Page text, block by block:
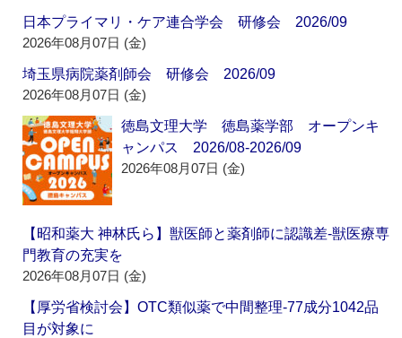
日本プライマリ・ケア連合学会 研修会 2026/09
2026年08月07日 (金)
埼玉県病院薬剤師会 研修会 2026/09
2026年08月07日 (金)
徳島文理大学 徳島薬学部 オープンキ
ャンパス 2026/08-2026/09
2026年08月07日 (金)
【昭和薬大 神林氏ら】獣医師と薬剤師に認識差‐獣医療専
門教育の充実を
2026年08月07日 (金)
【厚労省検討会】OTC類似薬で中間整理‐77成分1042品
目が対象に